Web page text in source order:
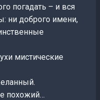
погадать – и вся
ни доброго имени,
мистические
похожий…